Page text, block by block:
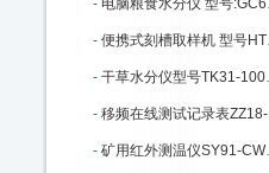
- 电脑粮食水分仪 型号:GC60/SF1G：M391395
- 便携式刻槽取样机 型号HT62-DSD-230 M22461
- 干草水分仪型号TK31-100库号M149295
- 移频在线测试记录表ZZ18-CD96-3Z：M200674
- 矿用红外测温仪SY91-CWH700 M269990